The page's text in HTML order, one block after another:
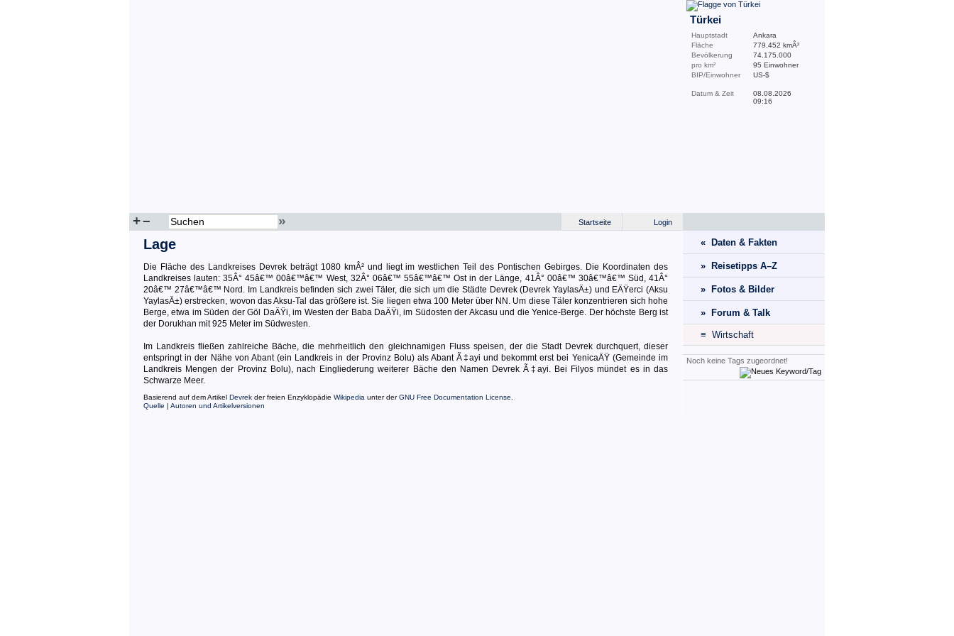
Türkei
Hauptstadt
Ankara
Fläche
779.452 kmÂ²
Bevölkerung
74.175.000
pro km²
95 Einwohner
BIP/Einwohner
US-$
Datum & Zeit
08.08.2026
09:16
+– » Login
Startseite
Lage
Die Fläche des Landkreises Devrek beträgt 1080 kmÂ² und liegt im westlichen Teil des Pontischen Gebirges. Die Koordinaten des
Landkreises lauten: 35Â° 45â€™ 00â€™â€™ West, 32Â° 06â€™ 55â€™â€™ Ost in der Länge, 41Â° 00â€™ 30â€™â€™ Süd, 41Â°
20â€™ 27â€™â€™ Nord. Im Landkreis befinden sich zwei Täler, die sich um die Städte Devrek (Devrek YaylasÄ±) und EÄŸerci (Aksu
YaylasÄ±) erstrecken, wovon das Aksu-Tal das größere ist. Sie liegen etwa 100 Meter über NN. Um diese Täler konzentrieren sich hohe
Berge, etwa im Süden der Göl DaÄŸi, im Westen der Baba DaÄŸi, im Südosten der Akcasu und die Yenice-Berge. Der höchste Berg ist
der Dorukhan mit 925 Meter im Südwesten.
Im Landkreis fließen zahlreiche Bäche, die mehrheitlich den gleichnamigen Fluss speisen, der die Stadt Devrek durchquert, dieser
entspringt in der Nähe von Abant (ein Landkreis in der Provinz Bolu) als Abant Ã‡ayi und bekommt erst bei YenicaÄŸ (Gemeinde im
Landkreis Mengen der Provinz Bolu), nach Eingliederung weiterer Bäche den Namen Devrek Ã‡ayi. Bei Filyos mündet es in das
Schwarze Meer.
Basierend auf dem Artikel Devrek der freien Enzyklopädie Wikipedia unter derGNU Free Documentation License
Quelle | Autoren und Artikelversionen
« Daten & Fakten
» Reisetipps A–Z
» Fotos & Bilder
» Forum & Talk
≡ Wirtschaft
Noch keine Tags zugeordnet!